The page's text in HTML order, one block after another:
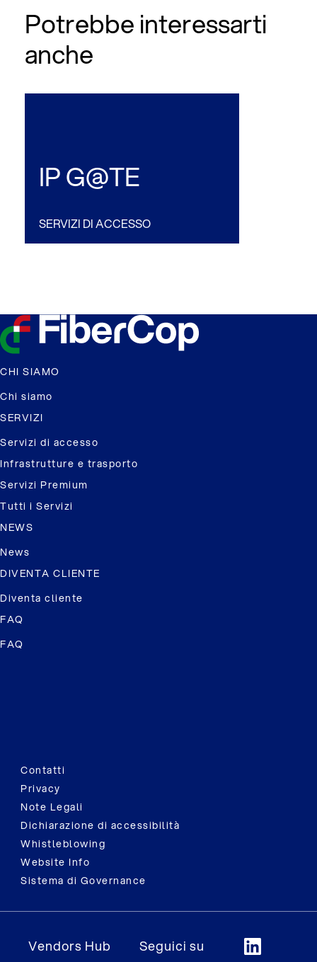
Potrebbe interessarti
anche
IP G@TE
SERVIZI DI ACCESSO
CHI SIAMO
Chi siamo
SERVIZI
Servizi di accesso
Infrastrutture e trasporto
Servizi Premium
Tutti i Servizi
NEWS
News
DIVENTA CLIENTE
Diventa cliente
FAQ
FAQ
Contatti
Privacy
Note Legali
Dichiarazione di accessibilità
Whistleblowing
Website Info
Sistema di Governance
Vendors Hub Seguici su